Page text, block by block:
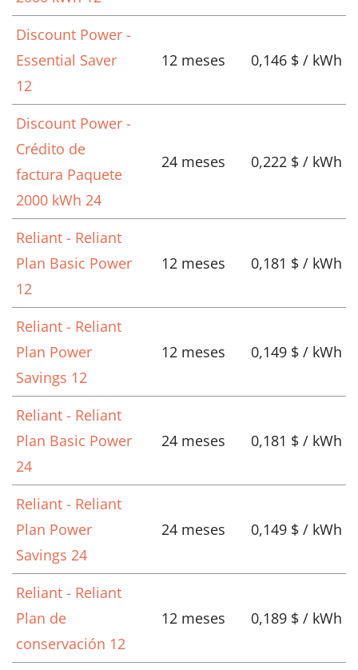
Discount Power -
Essential Saver
12
12 meses 0,146 $ / kWh
Discount Power -
Crédito de
factura Paquete
2000 kWh 24
24 meses 0,222 $ / kWh
Reliant - Reliant
Plan Basic Power
12
12 meses 0,181 $ / kWh
Reliant - Reliant
Plan Power
Savings 12
12 meses 0,149 $ / kWh
Reliant - Reliant
Plan Basic Power
24
24 meses 0,181 $ / kWh
Reliant - Reliant
Plan Power
Savings 24
24 meses 0,149 $ / kWh
Reliant - Reliant
Plan de
conservación 12
12 meses 0,189 $ / kWh